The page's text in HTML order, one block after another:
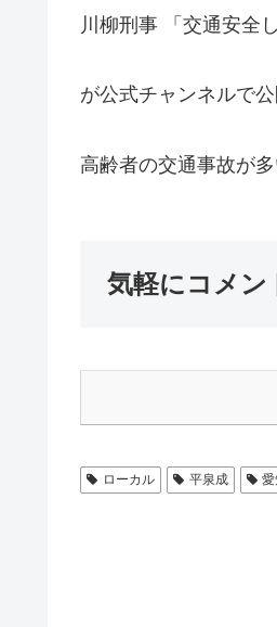
川柳刑事 「交通安全
が公式チャンネルで公
高齢者の交通事故が
気軽にコメン
ローカル 平泉成